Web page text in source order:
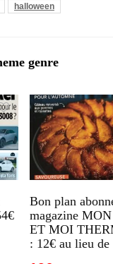
halloween
genre
Bon plan
magazine
ET MOI
: 12€ au lieu de